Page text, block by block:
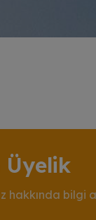
Üyelik
hakkında bilgi